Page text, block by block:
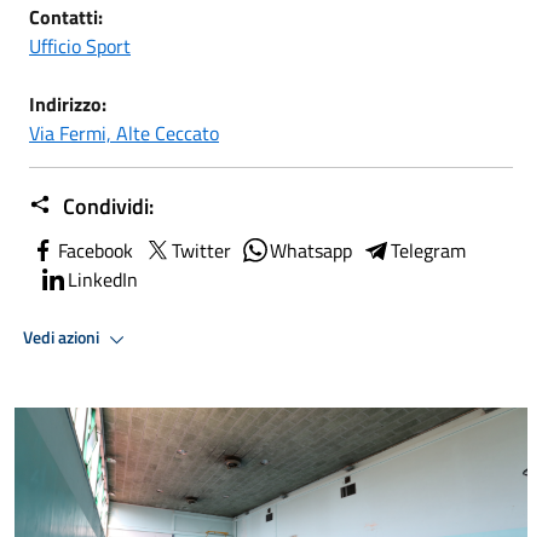
Contatti:
Ufficio Sport
Indirizzo:
Via Fermi, Alte Ceccato
Condividi:
Facebook Twitter Whatsapp
Telegram
LinkedIn
Vedi azioni